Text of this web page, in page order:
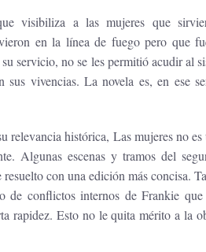
visibiliza a las mujeres que
en la línea de fuego pero que
servicio, no se les permitió acudir al
sus vivencias. La novela es, en ese
histórica, Las mujeres no es
Algunas escenas y tramos del
con una edición más concisa.
de conflictos internos de Frankie que
rapidez. Esto no le quita mérito a la